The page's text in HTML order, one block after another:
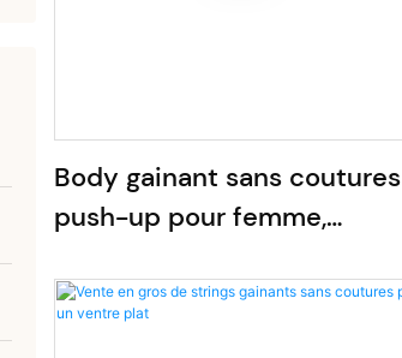
Body gainant sans coutures
push-up pour femme,